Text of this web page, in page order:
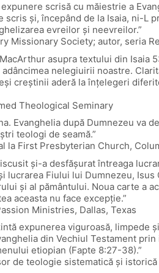
scrisă cu măiestrie a
și, începând de la Isaia, ni-L
evreilor și neevreilor.”
Missionary Society; autor, seria
asupra textului din
nelegiuirii noastre.
creștinii aderă la înțelegeri
Theological Seminary
Evanghelia după Dumnezeu va
teologi de seamă.”
la First Presbyterian Church,
și-a desfășurat întreaga
lucrarea Fiului lui Dumnezeu,
și al pământului. Noua carte a
aceasta nu face excepție.”
Ministries, Dallas, Texas
expunerea viguroasă,
din Vechiul Testament
etiopian (Fapte 8:27-38).”
de teologie sistematică și